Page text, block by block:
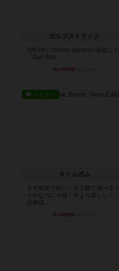
ガルフストライク
1983年にVictory Gamesが出版した
『Gulf Strik...
約14時間前
レビュー
タイムボム
まず簡単で軽い！大人数で遊べる！
それなのに小箱！何より楽しい！！
正体隠...
約14時間前